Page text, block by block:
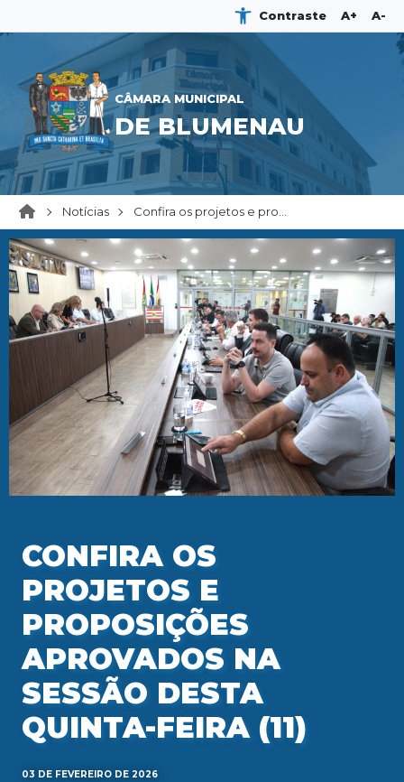
Contraste A+ A-
CÂMARA MUNICIPAL
DE BLUMENAU
Notícias Confira os projetos e pro...
CONFIRA OS
PROJETOS E
PROPOSIÇÕES
APROVADOS NA
SESSÃO DESTA
QUINTA-FEIRA (11)
03 DE FEVEREIRO DE 2026